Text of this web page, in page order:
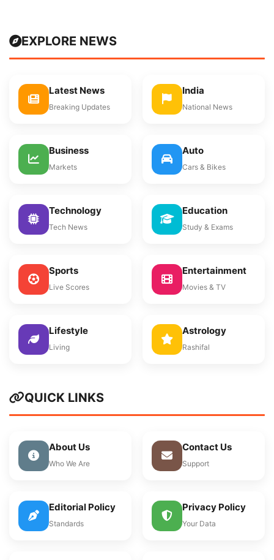
EXPLORE NEWS
Latest News
Breaking Updates
India
National News
Business
Markets
Auto
Cars & Bikes
Technology
Tech News
Education
Study & Exams
Sports
Live Scores
Entertainment
Movies & TV
Lifestyle
Living
Astrology
Rashifal
QUICK LINKS
About Us
Who We Are
Contact Us
Support
Editorial Policy
Standards
Privacy Policy
Your Data